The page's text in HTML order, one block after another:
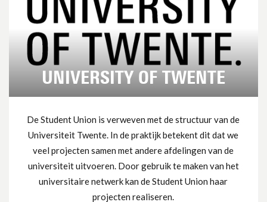
UNIVERSITY OF TWENTE
De Student Union is verweven met de structuur van de
Universiteit Twente. In de praktijk betekent dit dat we
veel projecten samen met andere afdelingen van de
universiteit uitvoeren. Door gebruik te maken van het
universitaire netwerk kan de Student Union haar
projecten realiseren.